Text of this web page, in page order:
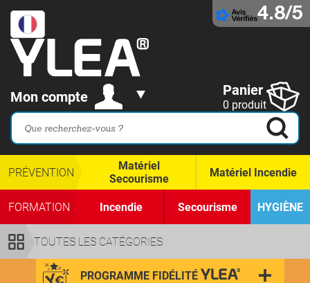
4.8/5
Mon compte Panier
0 produit
TOUTES LES CATÉGORIES
PRÉVENTION
Matériel
Secourisme
Matériel Incendie
FORMATION Incendie Secourisme HYGIÈNE
PROGRAMME FIDÉLITÉ